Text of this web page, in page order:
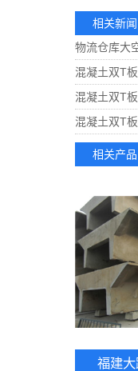
相关新闻
物流仓库大
混凝土双T
混凝土双T
混凝土双T
相关产品
福建